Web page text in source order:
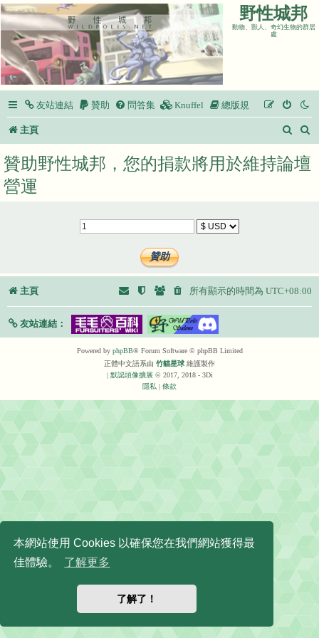
本網站使用 Cookies 以確保您在我們網站獲得最
佳體驗。
了解更多
了解了！
野性城邦
動物、獸人、奇幻生物的群居
處
友站連結 贊助 問答集 Knuffel 總版規
主頁
搜
贊助野性城邦，您的捐款將用於維持論壇
營運
主頁 所有顯示的時間為 UTC+08:00
友站連結：
Powered by phpBB® Forum Software © phpBB Limited
正體中文語系由 竹貓星球 維護製作
| 默認頭像擴展 © 2017, 2018 - 3Di
隱私 | 條款